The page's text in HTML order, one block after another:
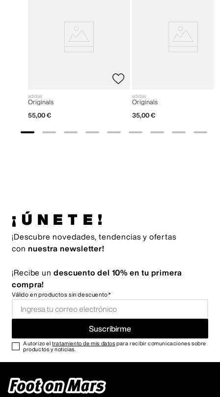
adidas
Originals
55,00 €
adidas
Originals
35,00 €
¡ÚNETE!
¡Descubre novedades, tendencias y ofertas
con nuestra newsletter!
¡Recibe un descuento del 10% en tu primera
compra!
Válido en productos sin descuento*
Suscribirme
Autorizo eltratamiento de mis datos para recibir comunicaciones sobre
productos y noticias.